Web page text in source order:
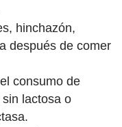
hinchazón,
después de comer
consumo de
lactosa o